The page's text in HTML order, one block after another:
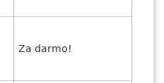
Za darmo!